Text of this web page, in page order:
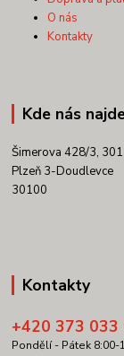
O nás
Kontakty
Kde nás
Šimerova 428/3,
Plzeň 3-Doudlevce
30100
Kontakty
+420 373 033
Pondělí - Pátek 8:00-